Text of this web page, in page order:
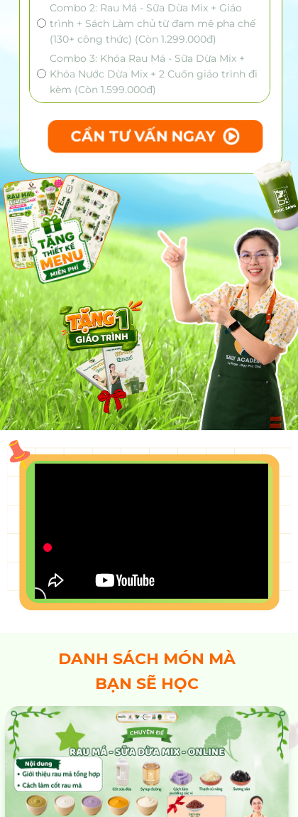
CẦN TƯ VẤN NGAY
Combo 2: Rau Má - Sữa Dừa Mix + Giáo
trình + Sách Làm chủ từ đam mê pha chế
(130+ công thức) (Còn 1.299.000đ)
Combo 3: Khóa Rau Má - Sữa Dừa Mix +
Khóa Nước Dừa Mix + 2 Cuốn giáo trình đi
kèm (Còn 1.599.000đ)
DANH SÁCH MÓN MÀ
BẠN SẼ HỌC